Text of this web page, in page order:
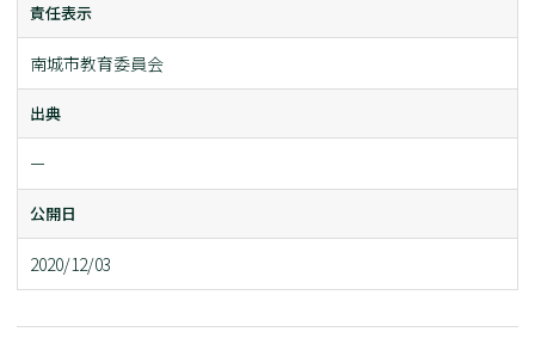
責任表示
南城市教育委員会
出典
ー
公開日
2020/12/03